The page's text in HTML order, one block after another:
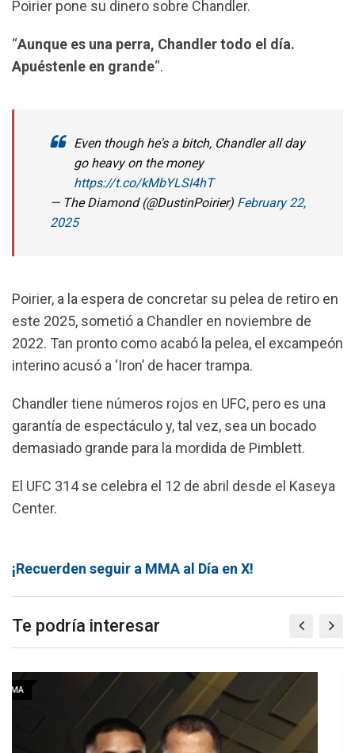
Poirier pone su dinero sobre Chandler.
“Aunque es una perra, Chandler todo el día.
Apuéstenle en grande“.
Even though he's a bitch, Chandler all day
go heavy on the money
https://t.co/kMbYLSI4hT
— The Diamond (@DustinPoirier) February 22,
2025
Poirier, a la espera de concretar su pelea de retiro en
este 2025, sometió a Chandler en noviembre de
2022. Tan pronto como acabó la pelea, el excampeón
interino acusó a ‘Iron’ de hacer trampa.
Chandler tiene números rojos en UFC, pero es una
garantía de espectáculo y, tal vez, sea un bocado
demasiado grande para la mordida de Pimblett.
El UFC 314 se celebra el 12 de abril desde el Kaseya
Center.
¡Recuerden seguir a MMA al Día en X!
Te podría interesar